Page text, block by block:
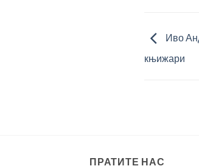
Иво
књижари
ПРАТИТЕ НАС